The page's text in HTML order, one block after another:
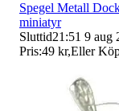
Spegel Metall
miniatyr
Sluttid21:51 9 aug
Pris:49 kr,Eller